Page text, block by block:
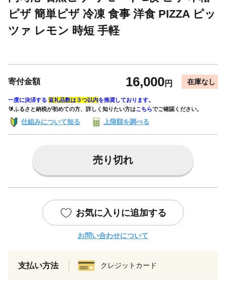
ピザ 簡単ピザ 冷凍 食事 洋食 PIZZA ピッ
ツァ レモン 時短 手軽
寄付金額 16,000円 在庫なし
一度に決済する 返礼品数は３つ以内を推奨しております。
🔰ふるさと納税が初めての方、詳しく知りたい方はこちらでご確認ください。
仕組みについて知る 上限額を調べる
売り切れ
お気に入りに追加する
お問い合わせについて
支払い方法 クレジットカード